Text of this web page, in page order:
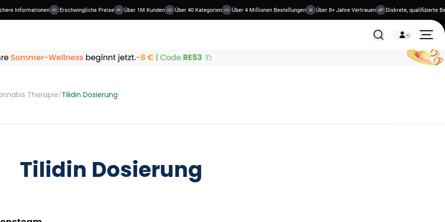
Informationen Erschwingliche Preise Über 1M Kunden Über 40 Kategorien Über 4 Millionen Bestellungen Über 8+ Jahre Vertrauen Diskrete, qualifizierte
Alle Behandlungen
Therapie/Tilidin Dosierung
Tilidin Dosierung